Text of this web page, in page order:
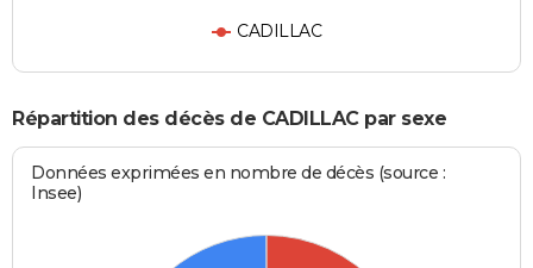
CADILLAC
Répartition des décès de CADILLAC par sexe
Données exprimées en nombre de décès (source :
Insee)